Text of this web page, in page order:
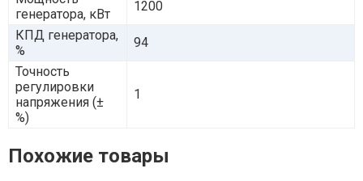
генератора, кВт
1200
КПД генератора,
%
94
Точность
регулировки
напряжения (±
%)
1
Похожие товары